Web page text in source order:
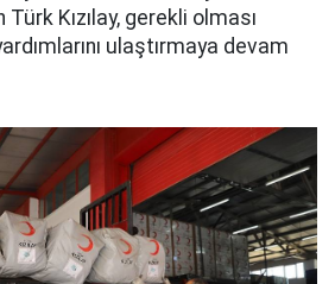
Kızılay, gerekli olması
ulaştırmaya devam